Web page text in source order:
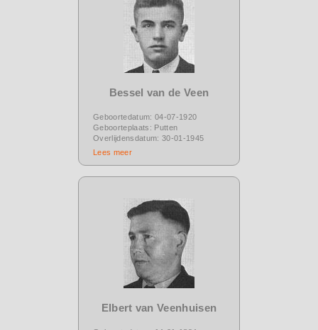
Bessel van de Veen
Geboortedatum: 04-07-1920
Geboorteplaats: Putten
Overlijdensdatum: 30-01-1945
Lees meer
Elbert van Veenhuisen